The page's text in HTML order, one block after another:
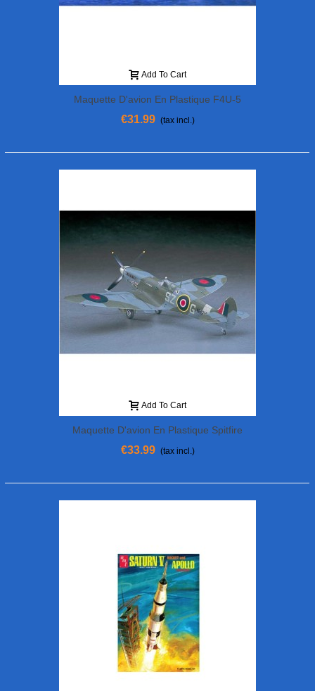
Add To Cart
Maquette D'avion En Plastique F4U-5
Corsair 1/48
€31.99 (tax incl.)
Add To Cart
Maquette D'avion En Plastique Spitfire
MK.IXC (JT79) 1/48
€33.99 (tax incl.)